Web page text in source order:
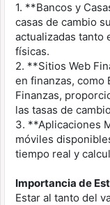
1. **Bancos y
casas de cambio
actualizadas tanto
físicas.
2. **Sitios Web
en finanzas, como
Finanzas,
las tasas de
3. **Aplicaciones
móviles
tiempo real y
Importancia de
Estar al tanto del